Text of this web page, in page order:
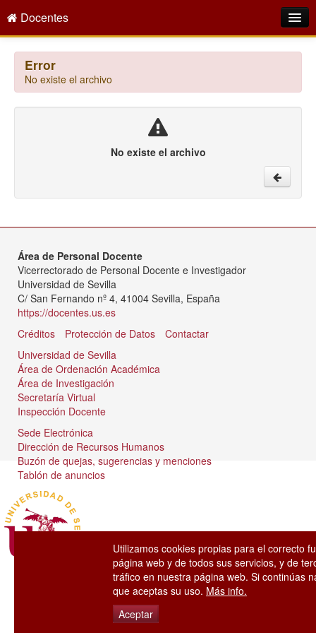
Docentes
Empleo Público
Gestión PDI
Acción Social
Error
No existe el archivo
No existe el archivo
Área de Personal Docente
Vicerrectorado de Personal Docente e Investigador
Universidad de Sevilla
C/ San Fernando nº 4, 41004 Sevilla, España
https://docentes.us.es
Créditos
Protección de Datos
Contactar
Universidad de Sevilla
Área de Ordenación Académica
Área de Investigación
Secretaría Virtual
Inspección Docente
Sede Electrónica
Dirección de Recursos Humanos
Buzón de quejas, sugerencias y menciones
Tablón de anuncios
Utilizamos cookies propias para el correcto
página web y de todos sus servicios, y de
tráfico en nuestra página web. Si continúas
que aceptas su uso. Más info.
Aceptar